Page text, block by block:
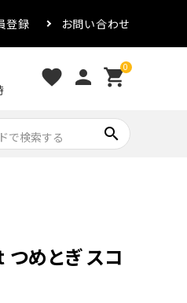
登録 お問い合わせ
favorite person 0
shopping_cart
search
つめとぎ スコ